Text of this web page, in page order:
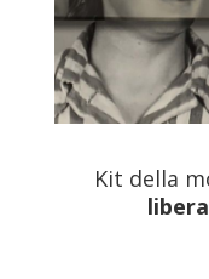
Kit della